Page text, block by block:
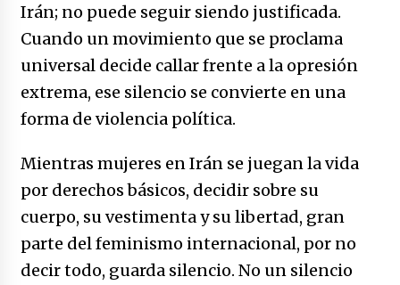
Irán; no puede seguir siendo justificada.
Cuando un movimiento que se proclama
universal decide callar frente a la opresión
extrema, ese silencio se convierte en una
forma de violencia política.
Mientras mujeres en Irán se juegan la vida
por derechos básicos, decidir sobre su
cuerpo, su vestimenta y su libertad, gran
parte del feminismo internacional, por no
decir todo, guarda silencio. No un silencio